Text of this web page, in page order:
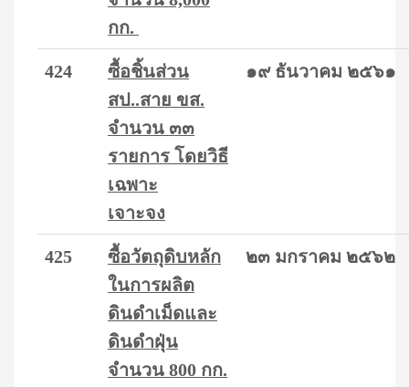
กก.
424
ซื้อชิ้นส่วน
สป..สาย ขส.
จำนวน ๓๓
รายการ โดยวิธี
เฉพาะ
เจาะจง
๑๙ ธันวาคม ๒๕๖๑
425
ซื้อวัตถุดิบหลัก
ในการผลิต
ดินดำเม็ดและ
ดินดำฝุ่น
จำนวน 800 กก.
๒๓ มกราคม ๒๕๖๒